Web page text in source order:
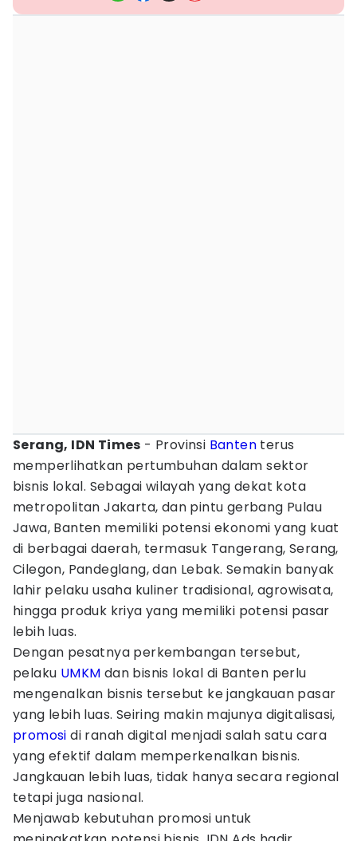
Serang, IDN Times - Provinsi Banten terus
memperlihatkan pertumbuhan dalam sektor
bisnis lokal. Sebagai wilayah yang dekat kota
metropolitan Jakarta, dan pintu gerbang Pulau
Jawa, Banten memiliki potensi ekonomi yang kuat
di berbagai daerah, termasuk Tangerang, Serang,
Cilegon, Pandeglang, dan Lebak. Semakin banyak
lahir pelaku usaha kuliner tradisional, agrowisata,
hingga produk kriya yang memiliki potensi pasar
lebih luas.
Dengan pesatnya perkembangan tersebut,
pelaku UMKM dan bisnis lokal di Banten perlu
mengenalkan bisnis tersebut ke jangkauan pasar
yang lebih luas. Seiring makin majunya digitalisasi,
promosi di ranah digital menjadi salah satu cara
yang efektif dalam memperkenalkan bisnis.
Jangkauan lebih luas, tidak hanya secara regional
tetapi juga nasional.
Menjawab kebutuhan promosi untuk